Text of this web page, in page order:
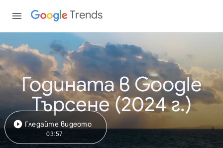
Trends
Годината в Google
Търсене (2024 г.)
Гледайте видеото
03:57